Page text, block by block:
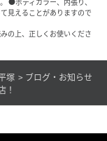
見えることがありますので
の上、正しくお使いくださ
塚
ブログ・お知らせ
！